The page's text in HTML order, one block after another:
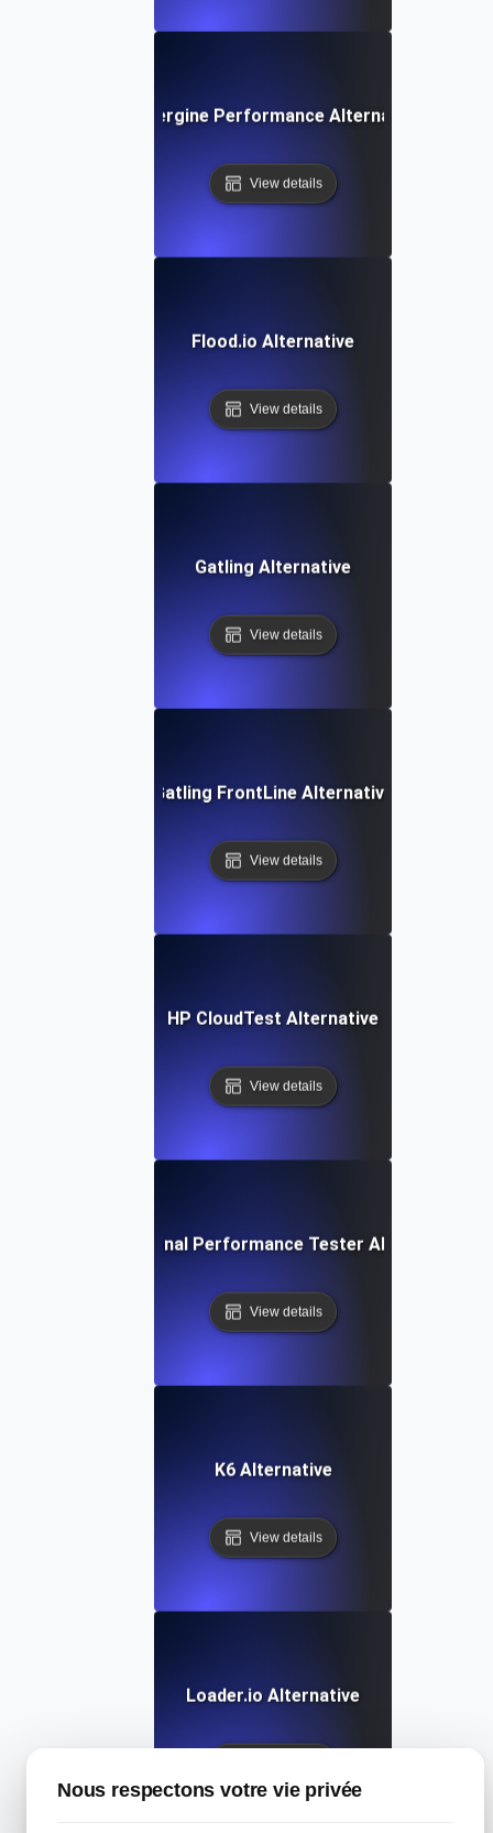
Aubergine Performance Alternative
View details
Flood.io Alternative
View details
Gatling Alternative
View details
Gatling FrontLine Alternative
View details
HP CloudTest Alternative
View details
IBM Rational Performance Tester Alternative
View details
K6 Alternative
View details
Loader.io Alternative
Nous respectons votre vie privée